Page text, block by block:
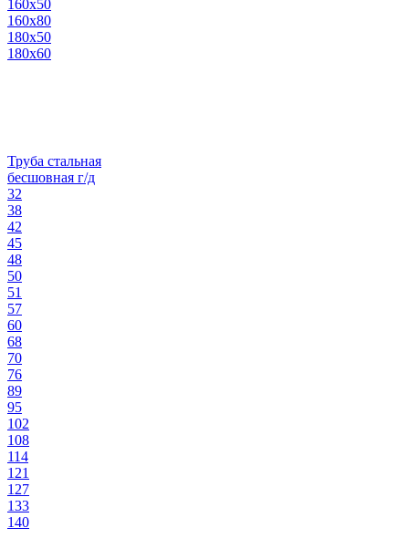
160х50
160х80
180х50
180х60
Труба стальная
бесшовная г/д
32
38
42
45
48
50
51
57
60
68
70
76
89
95
102
108
114
121
127
133
140